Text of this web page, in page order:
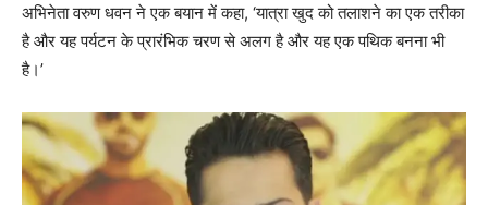
अभिनेता वरुण धवन ने एक बयान में कहा, ‘यात्रा खुद को तलाशने का एक तरीका
है और यह पर्यटन के प्रारंभिक चरण से अलग है और यह एक पथिक बनना भी
है।’